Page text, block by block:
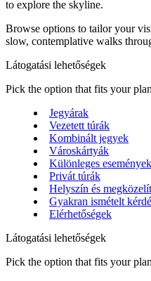
to explore the skyline.
Browse options to tailor your
slow, contemplative walks
Látogatási lehetőségek
Pick the option that fits your
Jegyárak
Vezetett túrák
Kombinált jegyek
Városkártyák
Különleges események
Privát túrák
Helyszín és
Gyakran ismételt
Elérhetőségek
Látogatási lehetőségek
Pick the option that fits your